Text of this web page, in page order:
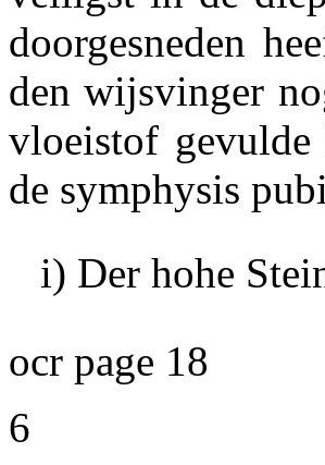
doorgesneden
den wijsvinger
vloeistof
de symphysis
i) Der hohe
ocr page 18
6